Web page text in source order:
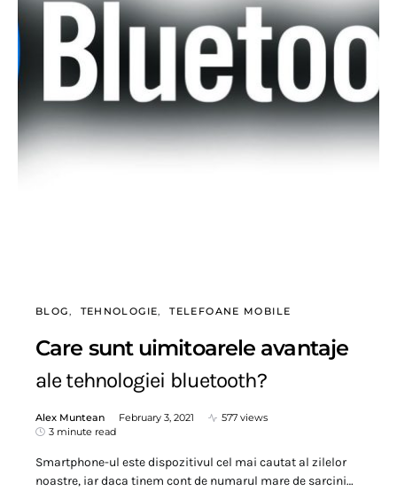
BLOG TEHNOLOGIE TELEFOANE MOBILE
Care sunt uimitoarele avantaje
ale tehnologiei bluetooth?
Alex Muntean February 3, 2021
577 views
3 minute read
Smartphone-ul este dispozitivul cel mai cautat al zilelor
noastre, iar daca tinem cont de numarul mare de sarcini…